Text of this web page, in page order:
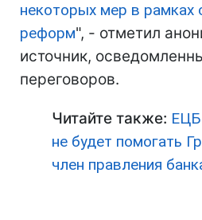
некоторых мер в рамках
реформ", - отметил
источник,
переговоров.
Читайте также:
не будет помогать
член правления